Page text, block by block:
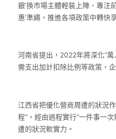
銀’換市場主體輕裝上陣、專注
惠’準繩，推進各項政策中轉快
河南省提出，2022年將深化“
需支出加計扣除比例等政策，
江西省把優化營商周遭的狀況
程”，經由過程實行“一件事一
遭的狀況軟實力。